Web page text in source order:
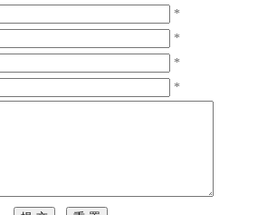
*
*
*
*